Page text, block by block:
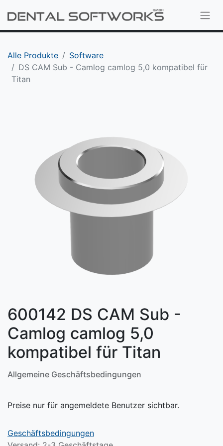
Alle Produkte
Software
DS CAM Sub - Camlog camlog 5,0 kompatibel für
Titan
600142 DS CAM Sub -
Camlog camlog 5,0
kompatibel für Titan
Allgemeine Geschäftsbedingungen
Preise nur für angemeldete Benutzer sichtbar.
Geschäftsbedingungen